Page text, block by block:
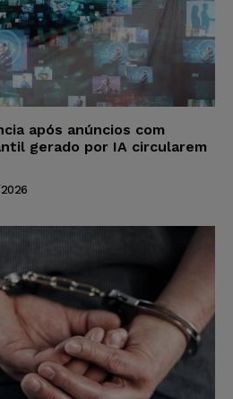
após anúncios com
gerado por IA circularem